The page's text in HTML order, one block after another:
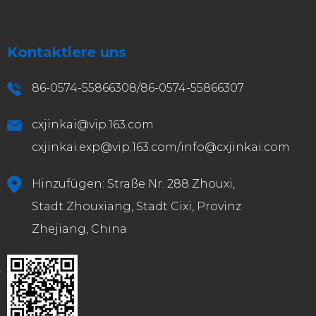
Kontaktiere uns
86-0574-55866308/86-0574-55866307
cxjinkai@vip.163.com
cxjinkai.exp@vip.163.com/info@cxjinkai.com
Hinzufügen: Straße Nr. 288 Zhouxi,
Stadt Zhouxiang, Stadt Cixi, Provinz
Zhejiang, China